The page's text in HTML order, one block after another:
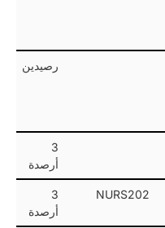
رصيدين
3
أرصدة
NURS202
3
أرصدة